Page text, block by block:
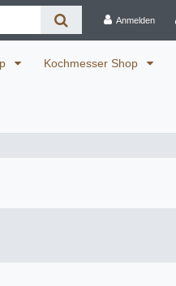
Anmelden
Kochmesser Shop